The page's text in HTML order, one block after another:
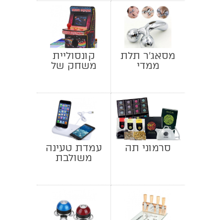
מסאג'ר תלת
ממדי
קונסוליית
משחק של
סרמוני תה
עמדת טעינה
משולבת